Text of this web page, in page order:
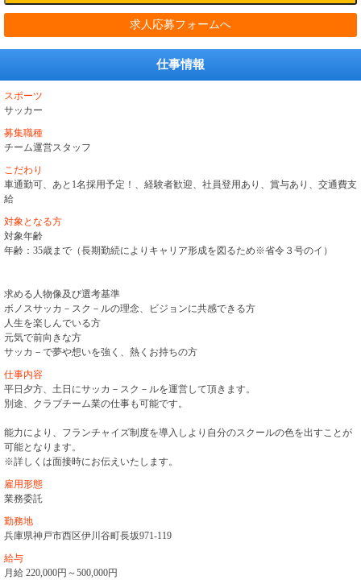
求人応募フォームへ
仕事情報
スポーツ
サッカー
募集職種
チーム運営スタッフ
こだわり
車通勤可、あと1名採用予定！、経験者歓迎、社員登用あり、賞与あり、交通費支
給
対象となる方
対象年齢
年齢：35歳まで（長期勤続によりキャリア形成を図るため※省令３号のイ）
求める人物像及び選考基準
ボノスサッカ－スク－ルの理念、ビジョンに共感できる方
人生を楽しんでいる方
元気で前向きな方
サッカ－で夢や想いを強く、熱くお持ちの方
仕事内容
平日夕方、土日にサッカ－スク－ルを運営して頂きます。
別途、クラブチーム業の仕事も可能です。
能力により、フランチャイズ制度を導入しより自分のスクールの色を出すことが
可能となります。
※詳しくは面接時にお伝えいたします。
雇用形態
業務委託
勤務地
兵庫県神戸市西区伊川谷町長坂971‐119
給与
月給 220,000円～500,000円